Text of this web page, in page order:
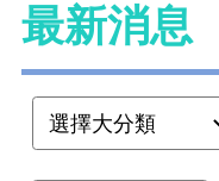
最新消息